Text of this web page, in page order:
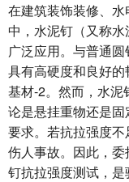
在建筑装饰装修、
中，水泥钉（又称
广泛应用。与普通
具有高硬度和良好
基材-2。然而，水
论是悬挂重物还是
要求。若抗拉强度
伤人事故。因此，
钉抗拉强度测试，